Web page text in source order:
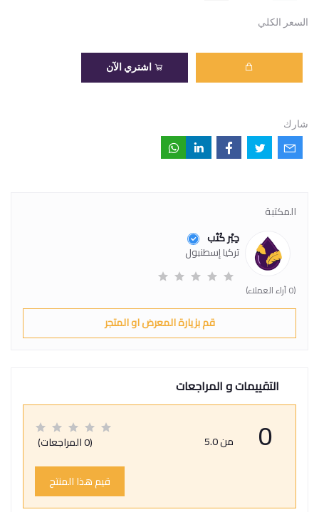
السعر الكلي
اشتري الآن
شارك
المكتبة
حِبْر كُتُب
تركيا إسطنبول
(0 آراء العملاء)
قم بزيارة المعرض او المتجر
التقييمات و المراجعات
0 من 5.0 (0 المراجعات)
قيم هذا المنتج